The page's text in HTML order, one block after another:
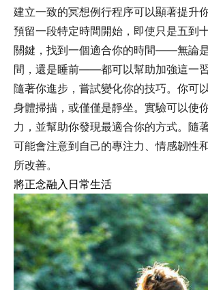
建立一致的冥想例行程序可以顯著提升
預留一段特定時間開始，即使只是五到
關鍵，找到一個適合你的時間——無論
間，還是睡前——都可以幫助加強這一習
隨著你進步，嘗試變化你的技巧。你可
身體掃描，或僅僅是靜坐。實驗可以使
力，並幫助你發現最適合你的方式。隨
可能會注意到自己的專注力、情感韌性
所改善。
將正念融入日常生活